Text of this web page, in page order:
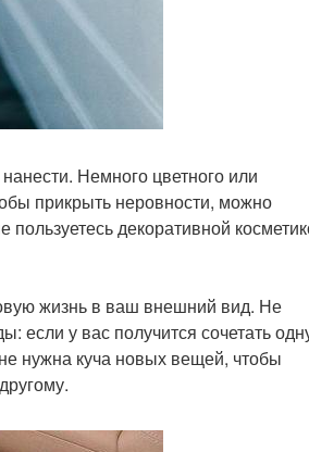
Немного цветного или
прикрыть неровности, можно
декоративной
жизнь в ваш внешний вид. Не
если у вас получится сочетать
нужна куча новых вещей, чтобы